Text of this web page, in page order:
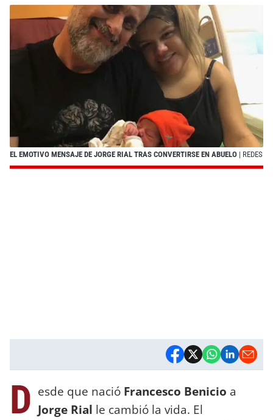
EL EMOTIVO MENSAJE DE JORGE RIAL TRAS CONVERTIRSE EN ABUELO | REDES
D esde que nació Francesco Benicio a
Jorge Rial le cambió la vida. El